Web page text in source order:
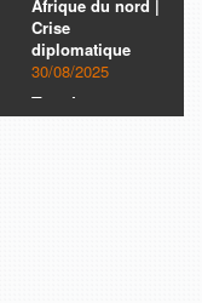
Afrique du nord |
Crise
diplomatique
30/08/2025
Tension
Algérie/France: